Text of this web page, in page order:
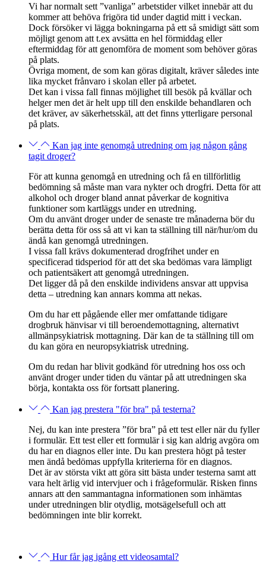
Vi har normalt sett ”vanliga” arbetstider vilket innebär att du
kommer att behöva frigöra tid under dagtid mitt i veckan.
Dock försöker vi lägga bokningarna på ett så smidigt sätt som
möjligt genom att t.ex avsätta en hel förmiddag eller
eftermiddag för att genomföra de moment som behöver göras
på plats.
Övriga moment, de som kan göras digitalt, kräver således inte
lika mycket frånvaro i skolan eller på arbetet.
Det kan i vissa fall finnas möjlighet till besök på kvällar och
helger men det är helt upp till den enskilde behandlaren och
det kräver, av säkerhetsskäl, att det finns ytterligare personal
på plats.
Kan jag inte genomgå utredning om jag någon gång
tagit droger?
För att kunna genomgå en utredning och få en tillförlitlig
bedömning så måste man vara nykter och drogfri. Detta för att
alkohol och droger bland annat påverkar de kognitiva
funktioner som kartläggs under en utredning.
Om du använt droger under de senaste tre månaderna bör du
berätta detta för oss så att vi kan ta ställning till när/hur/om du
ändå kan genomgå utredningen.
I vissa fall krävs dokumenterad drogfrihet under en
specificerad tidsperiod för att det ska bedömas vara lämpligt
och patientsäkert att genomgå utredningen.
Det ligger då på den enskilde individens ansvar att uppvisa
detta – utredning kan annars komma att nekas.
Om du har ett pågående eller mer omfattande tidigare
drogbruk hänvisar vi till beroendemottagning, alternativt
allmänpsykiatrisk mottagning. Där kan de ta ställning till om
du kan göra en neuropsykiatrisk utredning.
Om du redan har blivit godkänd för utredning hos oss och
använt droger under tiden du väntar på att utredningen ska
börja, kontakta oss för fortsatt planering.
Kan jag prestera "för bra" på testerna?
Nej, du kan inte prestera ”för bra” på ett test eller när du fyller
i formulär. Ett test eller ett formulär i sig kan aldrig avgöra om
du har en diagnos eller inte. Du kan prestera högt på tester
men ändå bedömas uppfylla kriterierna för en diagnos.
Det är av största vikt att göra sitt bästa under testerna samt att
vara helt ärlig vid intervjuer och i frågeformulär. Risken finns
annars att den sammantagna informationen som inhämtas
under utredningen blir otydlig, motsägelsefull och att
bedömningen inte blir korrekt.
Hur får jag igång ett videosamtal?